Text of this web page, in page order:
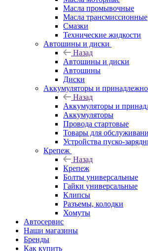
Масла промывочные
Масла трансмиссионные
Смазки
Технические жидкости
Автошины и диски
Назад
Автошины и диски
Автошины
Диски
Аккумуляторы и
Назад
Аккумуляторы и
Аккумуляторы
Провода стартовые
Товары для
Устройства пуско-
Крепеж
Назад
Крепеж
Болты универсальные
Гайки универсальные
Клипсы
Разъемы, колодки
Хомуты
Автосервис
Наши магазины
Бренды
Как купить